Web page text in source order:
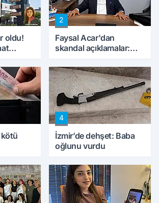
oldu!
2
Faysal Acar'dan
skandal açıklamalar:
peynircilerimizi de
kıskaca aldı, müdahale
ettik'
kötü
4
İzmir’de dehşet: Baba
oğlunu vurdu